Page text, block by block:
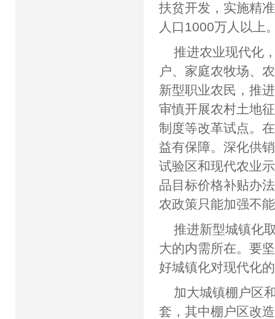
扶贫开发，实施精
人口1000万人以上
推进农业现代化
户、家庭农牧场、
新型职业农民，推
审慎开展农村土地
制度等改革试点。
益有保障。深化供
试验区和现代农业
品目标价格补贴办
农政策只能加强不
推进新型城镇化
大的内需所在。要
好城镇化对现代化
加大城镇棚户区
套，其中棚户区改